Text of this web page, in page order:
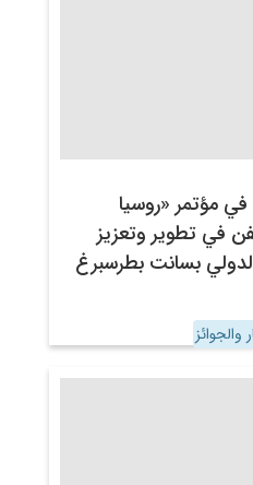
مؤتمر «روسيا
في تطوير وتعزيز
بسانت بطرسبرغ
والجوائز